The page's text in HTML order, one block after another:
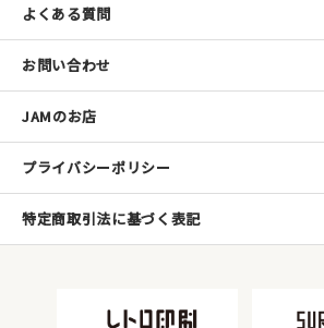
よくある質問
お問い合わせ
JAMのお店
プライバシーポリシー
特定商取引法に基づく表記